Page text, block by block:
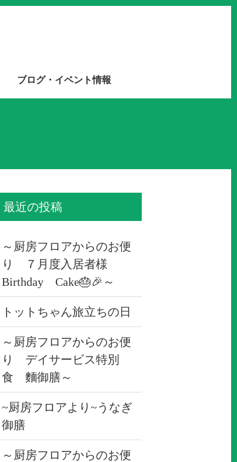
ブログ・イベント情報
最近の投稿
～厨房フロアからのお便
り ７月度入居者様
Birthday Cake🎂🎉～
トットちゃん旅立ちの日
～厨房フロアからのお便
り デイサービス特別
食 麵御膳～
~厨房フロアより~うなぎ
御膳
～厨房フロアからのお便